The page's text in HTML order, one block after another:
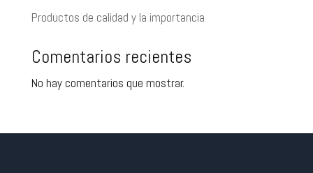
Productos de calidad y la importancia
Comentarios recientes
No hay comentarios que mostrar.